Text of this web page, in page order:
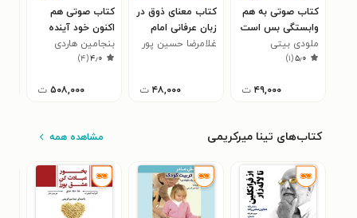
کتاب صوتی به هم
وابستگی بس است
(خلاصه کتاب)
ملودی بیتی
۵٫۰(۱)
۴۹,۰۰۰ ت
کتاب معنای ذوق در
زبان عرفانی امام
خمینی
غلامرضا حسین پور
۴۸,۰۰۰ ت
کتاب صوتی هم‌
اکنون خود آینده‌
تان باشید
بنجامین هاردی
۴٫۰(۴)
۵۰۸,۰۰۰ ت
کتاب‌های تینا میرکریمی مشاهده همه